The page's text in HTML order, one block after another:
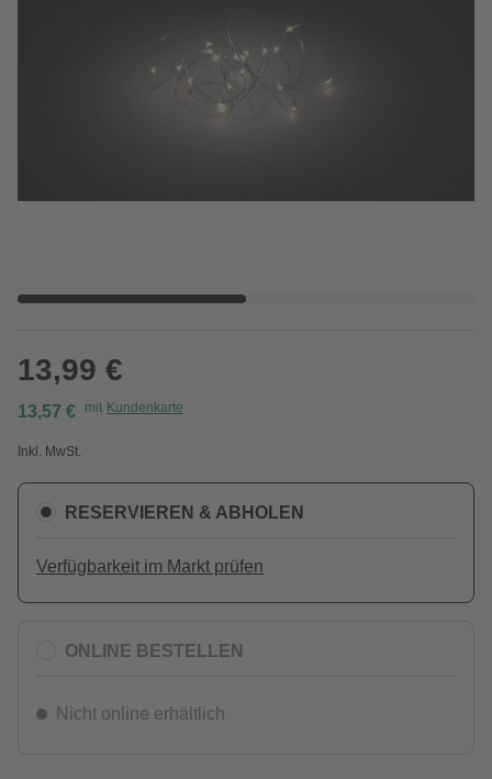
13,99 €
13,57 € mit Kundenkarte
Inkl. MwSt.
RESERVIEREN & ABHOLEN
Verfügbarkeit im Markt prüfen
ONLINE BESTELLEN
Nicht online erhältlich